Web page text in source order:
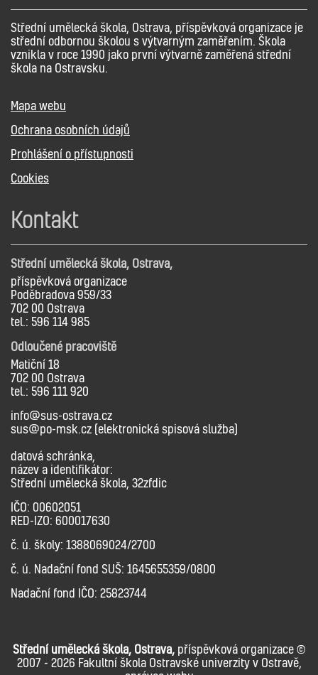
Střední umělecká škola, Ostrava, příspěvková organizace je
střední odbornou školou s výtvarným zaměřením. Škola
vznikla v roce 1990 jako první výtvarně zaměřená střední
škola na Ostravsku.
Mapa webu
Ochrana osobních údajů
Prohlášení o přístupnosti
Cookies
Kontakt
Střední umělecká škola, Ostrava,
příspěvková organizace
Poděbradova 959/33
702 00 Ostrava
tel.: 596 114 985
Odloučené pracoviště
Matiční 18
702 00 Ostrava
tel.: 596 111 920
info@sus-ostrava.cz
sus@po-msk.cz (elektronická spisová služba)
datová schránka,
název a identifikátor:
Střední umělecká škola, 32zfdic
IČO: 00602051
RED-IZO: 600017630
č. ú. školy: 1388069024/2700
č. ú. Nadační fond SUŠ: 1645655359/0800
Nadační fond IČO: 25823744
Střední umělecká škola, Ostrava, příspěvková organizace ©
2007 - 2026 Fakultní škola Ostravské univerzity v Ostravě,